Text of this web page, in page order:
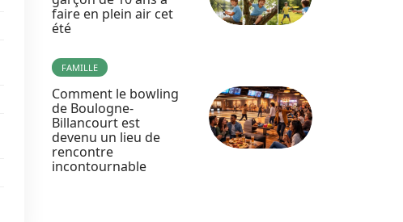
faire en plein air cet
été
FAMILLE
Comment le bowling
de Boulogne-
Billancourt est
devenu un lieu de
rencontre
incontournable